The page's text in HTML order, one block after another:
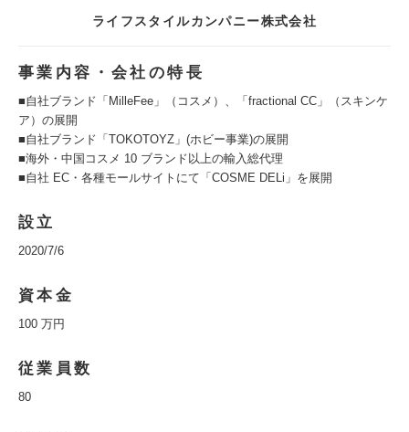
ライフスタイルカンパニー株式会社
事業内容・会社の特長
■自社ブランド「MilleFee」（コスメ）、「fractional CC」（スキンケ
ア）の展開
■自社ブランド「TOKOTOYZ」(ホビー事業)の展開
■海外・中国コスメ 10 ブランド以上の輸入総代理
■自社 EC・各種モールサイトにて「COSME DELi」を展開
設立
2020/7/6
資本金
100 万円
従業員数
80